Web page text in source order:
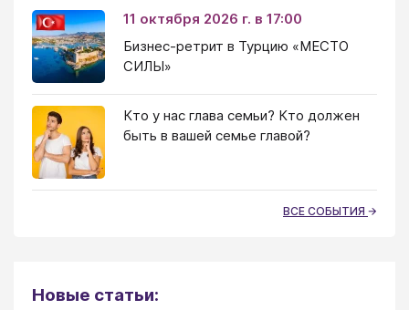
11 октября 2026 г. в 17:00
Бизнес-ретрит в Турцию «МЕСТО
СИЛЫ»
Кто у нас глава семьи? Кто должен
быть в вашей семье главой?
ВСЕ СОБЫТИЯ
Новые статьи: